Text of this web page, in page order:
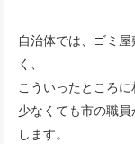
自治体では、ゴミ
く、
こういったところ
少なくても市の職
します。